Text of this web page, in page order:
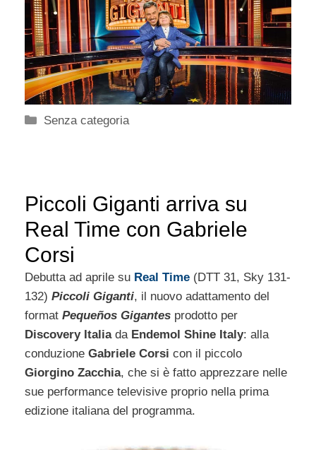
Categorie
Senza categoria
Piccoli Giganti arriva su
Real Time con Gabriele
Corsi
Debutta ad aprile su Real Time (DTT 31, Sky 131-
132) Piccoli Giganti, il nuovo adattamento del
format Pequeños Gigantes prodotto per
Discovery Italia da Endemol Shine Italy: alla
conduzione Gabriele Corsi con il piccolo
Giorgino Zacchia, che si è fatto apprezzare nelle
sue performance televisive proprio nella prima
edizione italiana del programma.